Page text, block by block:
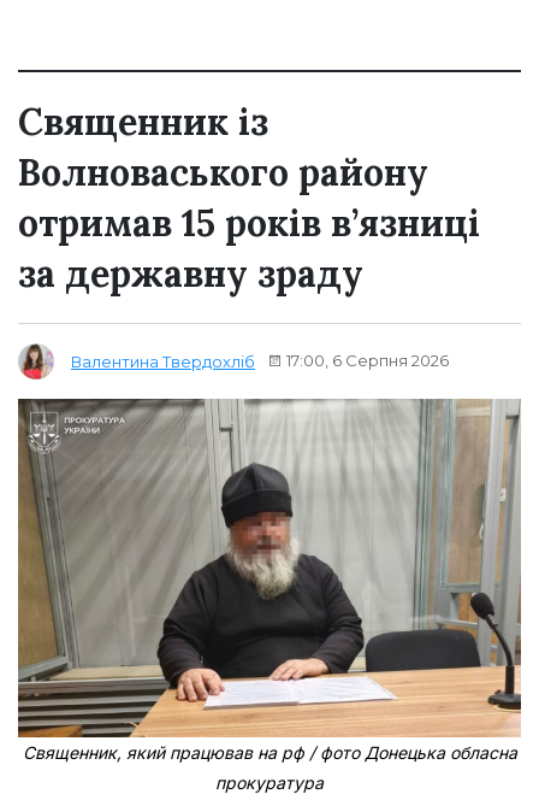
Священник із
Волноваського району
отримав 15 років в’язниці
за державну зраду
Валентина Твердохліб 17:00, 6 Серпня 2026
Священник, який працював на рф / фото Донецька обласна
прокуратура